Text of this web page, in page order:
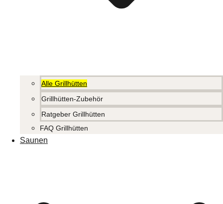
Alle Grillhütten
Grillhütten-Zubehör
Ratgeber Grillhütten
FAQ Grillhütten
Saunen